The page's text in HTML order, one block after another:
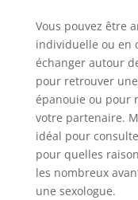
Vous pouvez être
individuelle ou en
échanger autour
pour retrouver
épanouie ou pour
votre partenaire.
idéal pour
pour quelles
les nombreux
une sexologue.